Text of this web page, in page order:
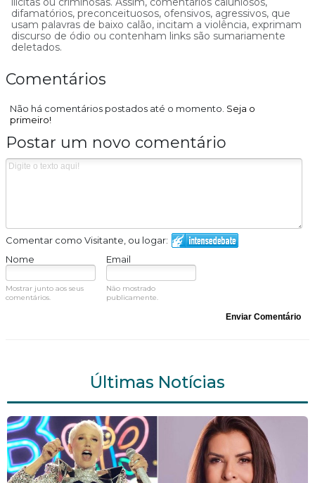
difamatórios, preconceituosos, ofensivos, agressivos, que
usam palavras de baixo calão, incitam a violência, exprimam
discurso de ódio ou contenham links são sumariamente
deletados.
Comentários
Não há comentários postados até o momento. Seja o
primeiro!
Postar um novo comentário
Comentar como Visitante, ou logar:
Nome
Email
Mostrar junto aos seus
comentários.
Não mostrado
publicamente.
Enviar Comentário
Últimas Notícias